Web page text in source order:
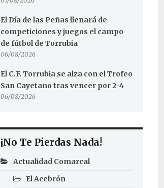
El Día de las Peñas llenará de
competiciones y juegos el campo
de fútbol de Torrubia
06/08/2026
El C.F. Torrubia se alza con el Trofeo
San Cayetano tras vencer por 2-4
06/08/2026
¡No Te Pierdas Nada!
Actualidad Comarcal
El Acebrón